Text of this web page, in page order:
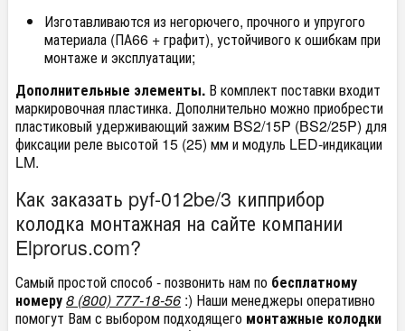
Изготавливаются из негорючего, прочного и упругого
материала (ПА66 + графит), устойчивого к ошибкам при
монтаже и эксплуатации;
Дополнительные элементы. В комплект поставки входит
маркировочная пластинка. Дополнительно можно приобрести
пластиковый удерживающий зажим BS2/15P (BS2/25P) для
фиксации реле высотой 15 (25) мм и модуль LED-индикации
LM.
Как заказать pyf-012be/3 кипприбор
колодка монтажная на сайте компании
Elprorus.com?
Самый простой способ - позвонить нам по бесплатному
номеру8 (800) 777-18-56 :) Наши менеджеры оперативно
помогут Вам с выбором подходящего монтажные колодки